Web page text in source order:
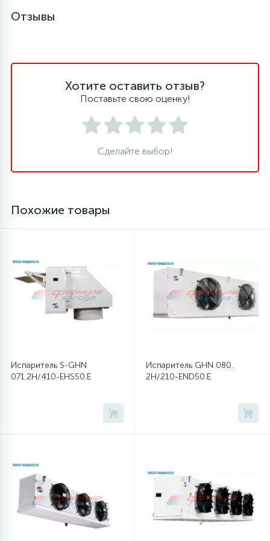
5
Суппорты (ступицы)
Улитки помп
Шкивы барабана
12
Щетки двигателя
20
Отзывы
Хотите оставить отзыв?
Поставьте свою оценку!
Сделайте выбор!
Похожие товары
Испаритель S-GHN
071.2H/410-EHS50.E
Испаритель GHN 080.
2H/210-END50.E